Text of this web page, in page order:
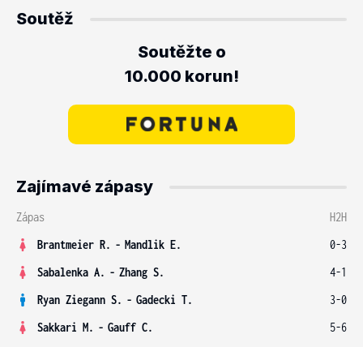
Soutěž
Soutěžte o
10.000 korun!
Zajímavé zápasy
Zápas
H2H
Brantmeier R. - Mandlik E.
0-3
Sabalenka A. - Zhang S.
4-1
Ryan Ziegann S. - Gadecki T.
3-0
Sakkari M. - Gauff C.
5-6